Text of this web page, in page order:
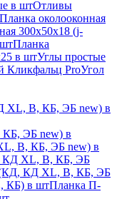
в штОтливы
Планка околооконная
300х50х18 (j-
Планка
в штУглы простые
Кликфальц ProУгол
XL, В, КБ, ЭБ new) в
ЭБ new) в
В, КБ, ЭБ new) в
КД XL, В, КБ, ЭБ
(КД, КД XL, В, КБ, ЭБ
КБ) в штПланка П-